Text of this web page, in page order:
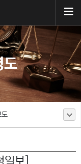
도
도
보]